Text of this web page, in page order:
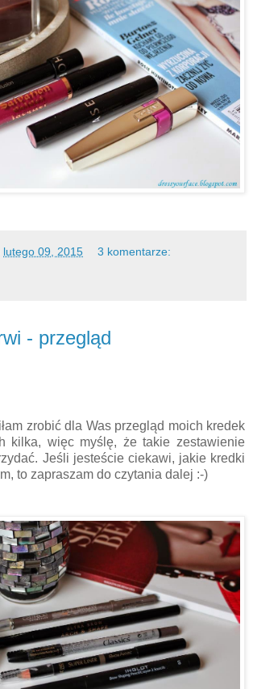
lutego 09, 2015 3 komentarze:
- przegląd
zrobić dla Was przegląd moich kredek
kilka, więc myślę, że takie zestawienie
Jeśli jesteście ciekawi, jakie kredki
to zapraszam do czytania dalej :-)